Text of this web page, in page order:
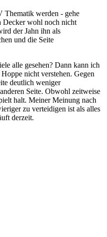
Thematik werden - gehe
Decker wohl noch nicht
der Jahn ihn als
und die Seite
alle gesehen? Dann kann ich
nicht verstehen. Gegen
deutlich weniger
Seite. Obwohl zeitweise
halt. Meiner Meinung nach
zu verteidigen ist als alles
derzeit.